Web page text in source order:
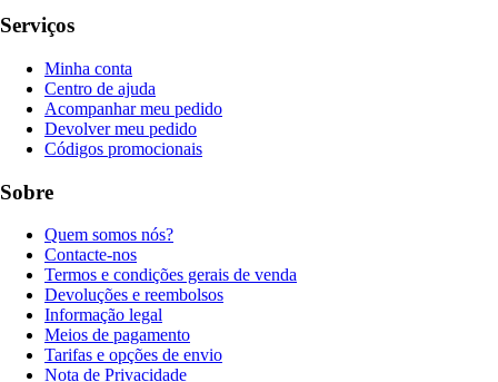
Serviços
Minha conta
Centro de ajuda
Acompanhar meu pedido
Devolver meu pedido
Códigos promocionais
Sobre
Quem somos nós?
Contacte-nos
Termos e condições gerais de venda
Devoluções e reembolsos
Informação legal
Meios de pagamento
Tarifas e opções de envio
Nota de Privacidade